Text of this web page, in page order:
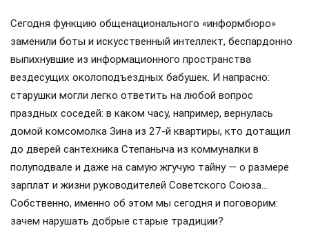
Сегодня функцию общенационального «информбюро»
заменили боты и искусственный интеллект, беспардонно
выпихнувшие из информационного пространства
вездесущих околоподъездных бабушек. И напрасно:
старушки могли легко ответить на любой вопрос
праздных соседей: в каком часу, например, вернулась
домой комсомолка Зина из 27-й квартиры, кто дотащил
до дверей сантехника Степаныча из коммуналки в
полуподвале и даже на самую жгучую тайну — о размере
зарплат и жизни руководителей Советского Союза…
Собственно, именно об этом мы сегодня и поговорим:
зачем нарушать добрые старые традиции?